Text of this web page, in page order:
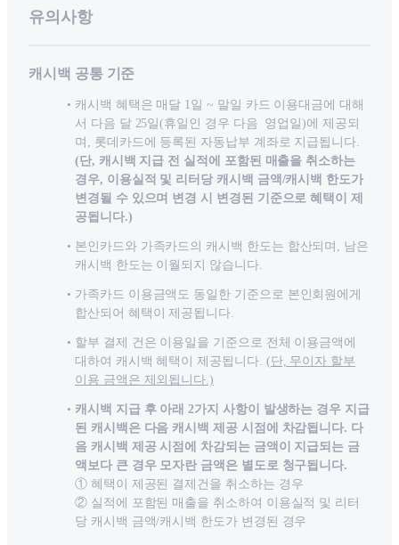
유의사항
캐시백 공통 기준
캐시백 혜택은 매달 1일 ~ 말일 카드 이용대금에 대해
서 다음 달 25일(휴일인 경우 다음 영업일)에 제공되
며, 롯데카드에 등록된 자동납부 계좌로 지급됩니다.
(단, 캐시백 지급 전 실적에 포함된 매출을 취소하는
경우, 이용실적 및 리터당 캐시백 금액/캐시백 한도가
변경될 수 있으며 변경 시 변경된 기준으로 혜택이 제
공됩니다.)
본인카드와 가족카드의 캐시백 한도는 합산되며, 남은
캐시백 한도는 이월되지 않습니다.
가족카드 이용금액도 동일한 기준으로 본인회원에게
합산되어 혜택이 제공됩니다.
할부 결제 건은 이용일을 기준으로 전체 이용금액에
대하여 캐시백 혜택이 제공됩니다. (단, 무이자 할부
이용 금액은 제외됩니다.)
캐시백 지급 후 아래 2가지 사항이 발생하는 경우 지급
된 캐시백은 다음 캐시백 제공 시점에 차감됩니다. 다
음 캐시백 제공 시점에 차감되는 금액이 지급되는 금
액보다 큰 경우 모자란 금액은 별도로 청구됩니다.
① 혜택이 제공된 결제건을 취소하는 경우
② 실적에 포함된 매출을 취소하여 이용실적 및 리터
당 캐시백 금액/캐시백 한도가 변경된 경우